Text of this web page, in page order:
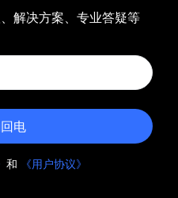
解决方案、专业答疑等
电
和 《用户协议》